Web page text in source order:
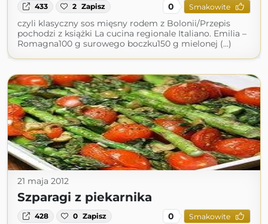
433 2 Zapisz 0 Smakowite
czyli klasyczny sos mięsny rodem z Bolonii/Przepis
pochodzi z książki La cucina regionale Italiano. Emilia –
Romagna100 g surowego boczku150 g mielonej (...)
21 maja 2012
Szparagi z piekarnika
428 0 Zapisz 0 Smakowite